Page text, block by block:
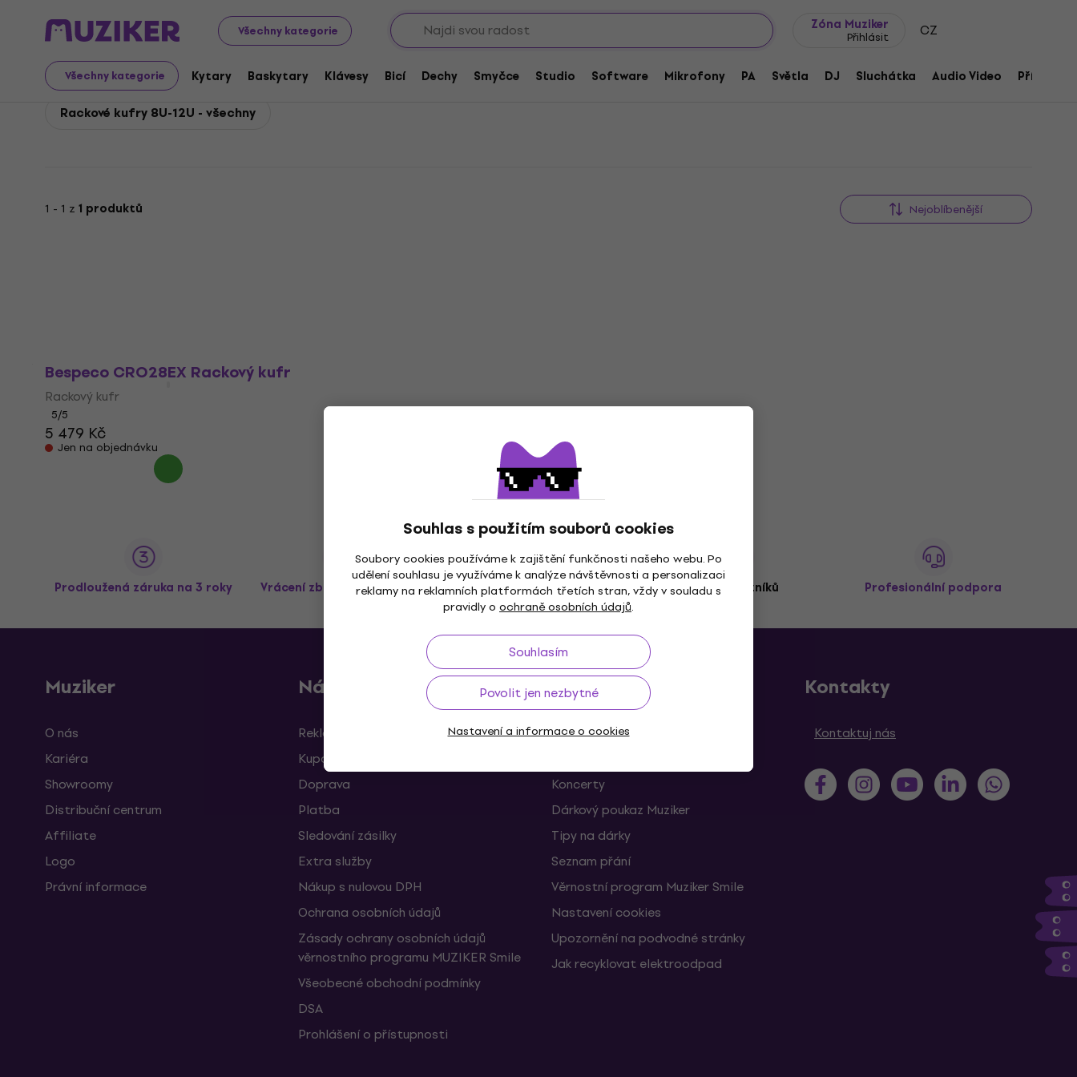
Všechny kategorie
Zóna Muziker
Přihlásit CZ
Všechny kategorie Kytary Baskytary Klávesy Bicí Dechy Smyčce Studio Software Mikrofony PA Světla DJ Sluchátka Audio Video
Souhlas s použitím souborů cookies
Soubory cookies používáme k zajištění funkčnosti našeho webu. Po
udělení souhlasu je využíváme k analýze návštěvnosti a personalizaci
reklamy na reklamních platformách třetích stran, vždy v souladu s
pravidly o ochraně osobních údajů.
Souhlasím
Povolit jen nezbytné
Nastavení a informace o cookies
Bespeco Příslušenství Obaly, kufry a racky Rackové kufry a stojany
Bespeco Rackové kufry 8U-12U
Rackové kufry 8U-12U - všechny
1 - 1 z 1 produktů Nejoblíbenější
Bespeco CRO28EX Rackový kufr
Rackový kufr
5/5
5 479 Kč
Jen na objednávku
Prodloužená záruka na 3 roky Vrácení zboží až do 30 dnů Doprava zdarma od 2 500 Kč 3M+ zákazníků Profesionální podpora
Muziker
O nás
Kariéra
Showroomy
Distribuční centrum
Affiliate
Logo
Právní informace
Nákup
Reklamace a odstoupení od smlouvy
Kupóny
Doprava
Platba
Sledování zásilky
Extra služby
Nákup s nulovou DPH
Ochrana osobních údajů
Zásady ochrany osobních údajů
věrnostního programu MUZIKER Smile
Všeobecné obchodní podmínky
DSA
Prohlášení o přístupnosti
Užitečné
FAQ - Často kladené otázky
Koncerty
Dárkový poukaz Muziker
Tipy na dárky
Seznam přání
Věrnostní program Muziker Smile
Nastavení cookies
Upozornění na podvodné stránky
Jak recyklovat elektroodpad
Kontakty
Kontaktuj nás